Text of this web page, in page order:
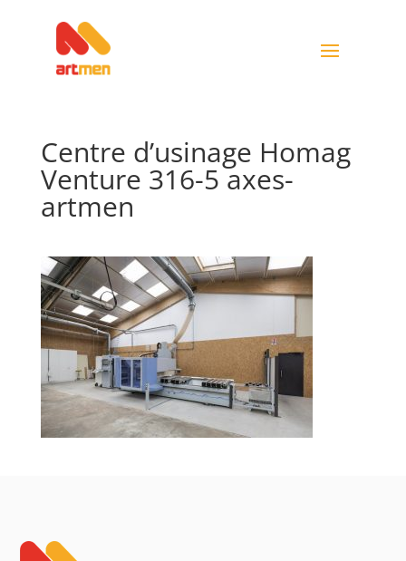
Centre d’usinage Homag
Venture 316-5 axes-
artmen